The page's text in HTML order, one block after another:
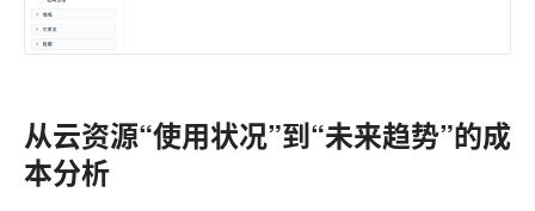
从云资源“使用状况”到“未来趋势”的成
本分析